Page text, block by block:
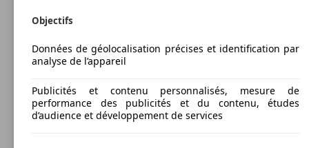
Objectifs
Données de géolocalisation précises et identification par
analyse de l’appareil
Publicités et contenu personnalisés, mesure de
performance des publicités et du contenu, études
d’audience et développement de services